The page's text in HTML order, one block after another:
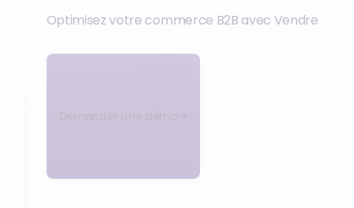
Optimisez votre commerce B2B avec Vendre
Demander une démo